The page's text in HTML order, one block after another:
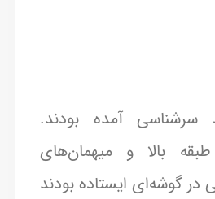
سرشناسی آمده بودند.
بالا و میهمان‌های
در گوشه‌ای ایستاده بودند